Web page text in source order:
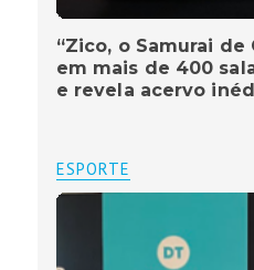
“Zico, o Samurai
em mais de 400
e revela acervo
ESPORTE